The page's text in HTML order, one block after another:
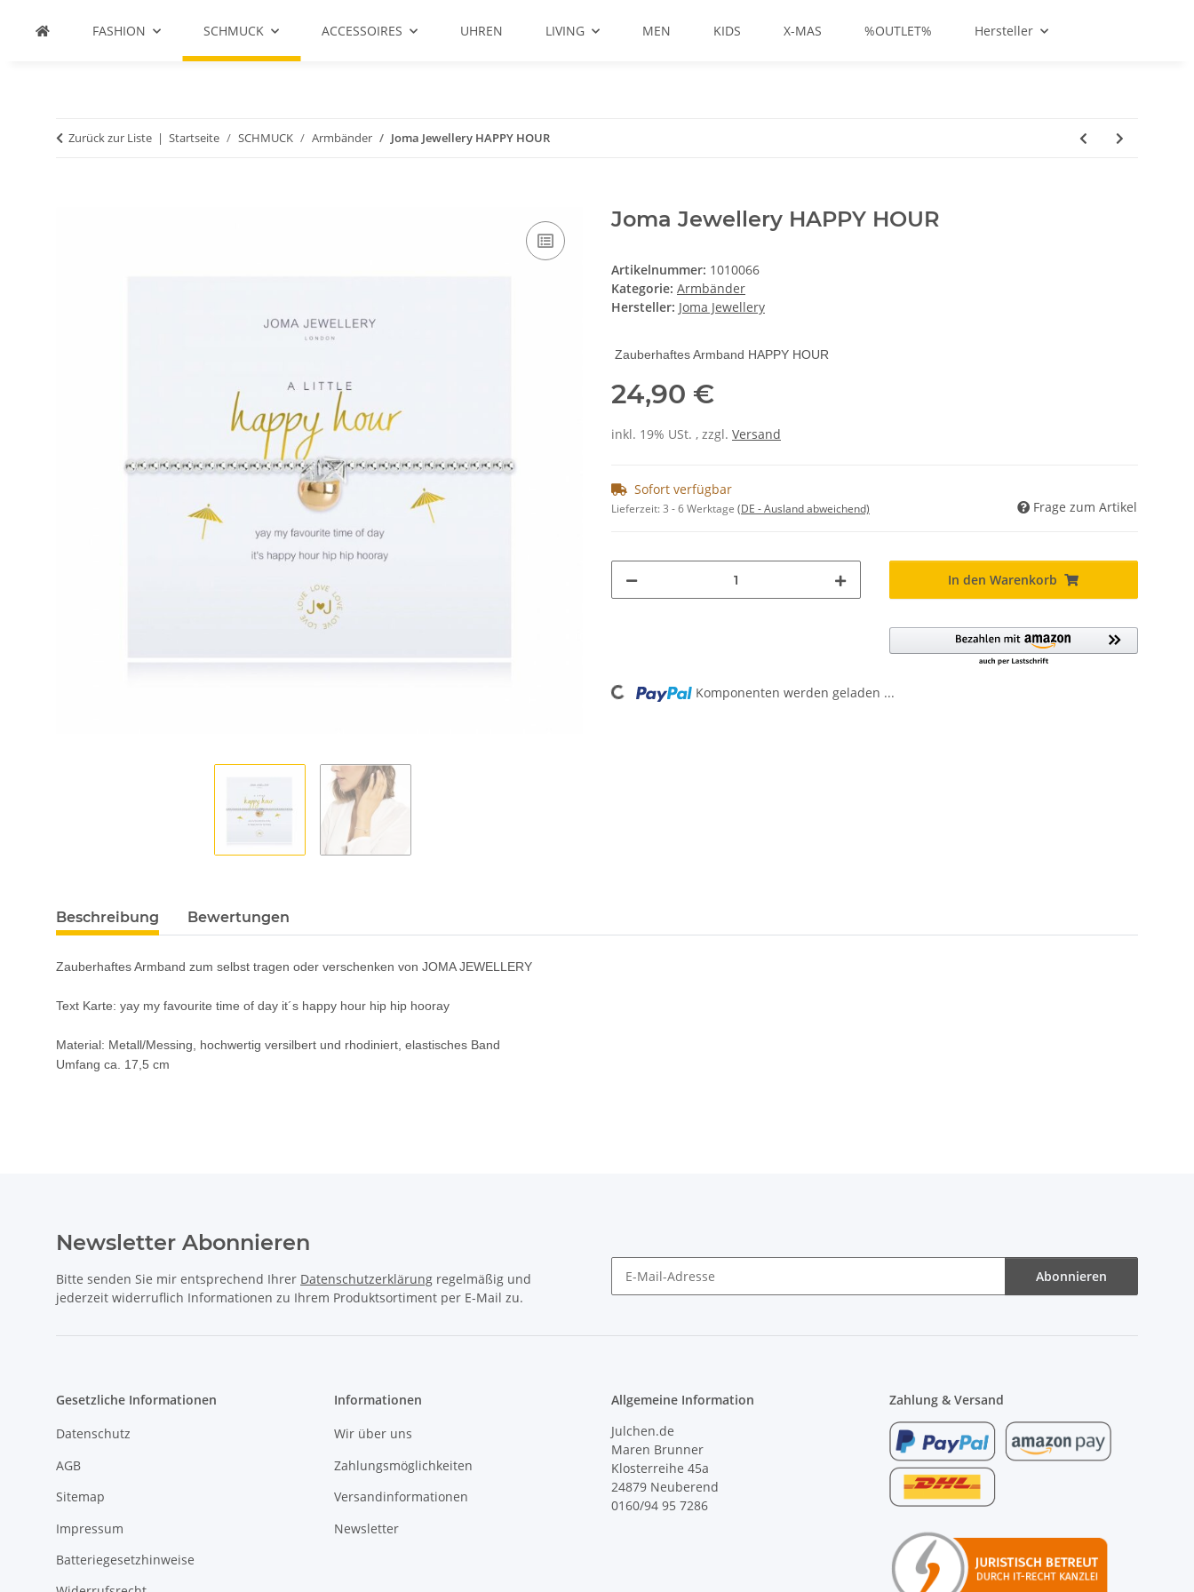
FASHION SCHMUCK ACCESSOIRES UHREN LIVING MEN KIDS X-MAS %OUTLET% Hersteller
Zurück zur Liste Startseite SCHMUCK Armbänder Joma Jewellery HAPPY HOUR
Joma Jewellery HAPPY HOUR
Artikelnummer: 1010066
Kategorie: Armbänder
Hersteller: Joma Jewellery
Zauberhaftes Armband HAPPY HOUR
24,90 €
inkl. 19% USt. , zzgl. Versand
Sofort verfügbar
Lieferzeit:3 - 6 Werktage (DE - Ausland abweichend) Frage zum Artikel
In den Warenkorb
Loading... Komponenten werden geladen ...
Beschreibung Bewertungen
Zauberhaftes Armband zum selbst tragen oder verschenken von JOMA JEWELLERY
Text Karte: yay my favourite time of day it´s happy hour hip hip hooray
Material: Metall/Messing, hochwertig versilbert und rhodiniert, elastisches Band
Umfang ca. 17,5 cm
Newsletter Abonnieren
Bitte senden Sie mir entsprechend Ihrer Datenschutzerklärung regelmäßig und
jederzeit widerruflich Informationen zu Ihrem Produktsortiment per E-Mail zu.
Abonnieren
Gesetzliche Informationen
Datenschutz
AGB
Sitemap
Impressum
Batteriegesetzhinweise
Informationen
Wir über uns
Zahlungsmöglichkeiten
Versandinformationen
Newsletter
Allgemeine Information
Julchen.de
Maren Brunner
Klosterreihe 45a
24879 Neuberend
0160/94 95 7286
Zahlung & Versand